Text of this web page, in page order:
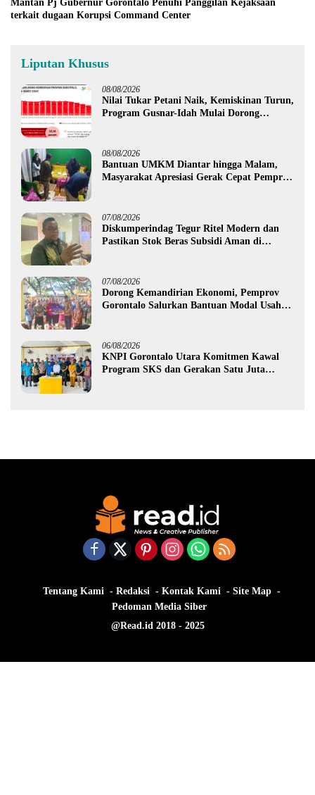
Mantan Pj Gubernur Gorontalo Penuhi Panggilan Kejaksaan
terkait dugaan Korupsi Command Center
Liputan Khusus
08/08/2026
Nilai Tukar Petani Naik, Kemiskinan Turun,
Program Gusnar-Idah Mulai Dorong
08/08/2026
Bantuan UMKM Diantar hingga Malam,
Masyarakat Apresiasi Gerak Cepat Pemprov
07/08/2026
Diskumperindag Tegur Ritel Modern dan
Pastikan Stok Beras Subsidi Aman di
07/08/2026
Dorong Kemandirian Ekonomi, Pemprov
Gorontalo Salurkan Bantuan Modal Usaha
06/08/2026
KNPI Gorontalo Utara Komitmen Kawal
Program SKS dan Gerakan Satu Juta
Tentang Kami Redaksi Kontak Kami
Site Map
Pedoman Media Siber
@Read.id 2018 - 2025